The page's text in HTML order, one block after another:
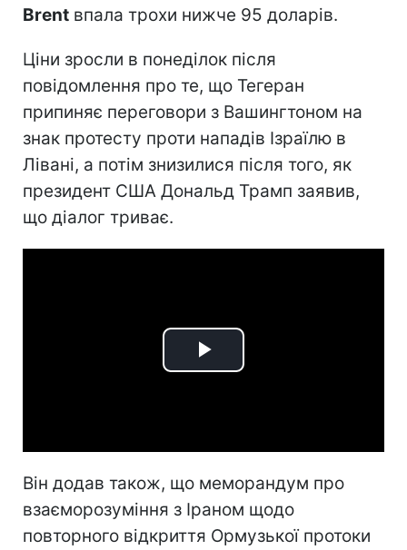
Brent впала трохи нижче 95 доларів.
Ціни зросли в понеділок після
повідомлення про те, що Тегеран
припиняє переговори з Вашингтоном на
знак протесту проти нападів Ізраїлю в
Лівані, а потім знизилися після того, як
президент США Дональд Трамп заявив,
що діалог триває.
Play
Він додав також, що меморандум про
взаєморозуміння з Іраном щодо
повторного відкриття Ормузької протоки